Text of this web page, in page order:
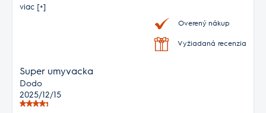
viac [+]
Overený nákup
Vyžiadaná recenzia
Super umyvacka
Dodo
2025/12/15